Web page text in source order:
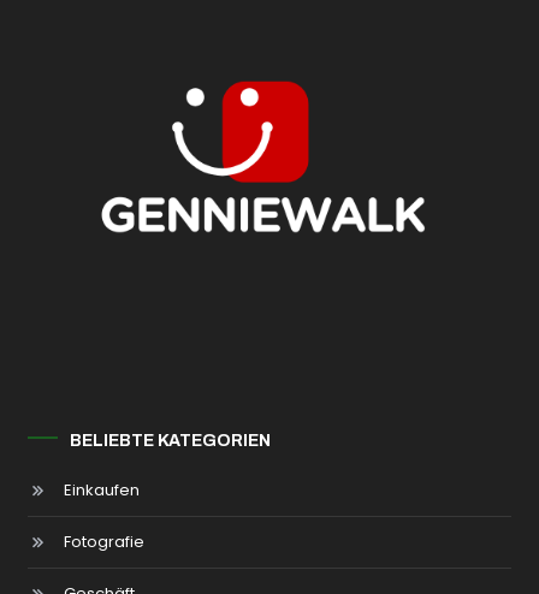
BELIEBTE KATEGORIEN
Einkaufen
Fotografie